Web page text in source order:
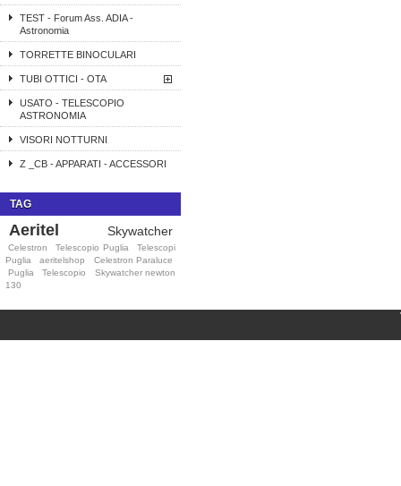
TEST - Forum Ass. ADIA -
Astronomia
TORRETTE BINOCULARI
TUBI OTTICI - OTA
USATO - TELESCOPIO
ASTRONOMIA
VISORI NOTTURNI
Z _CB - APPARATI - ACCESSORI
TAG
Aeritel Skywatcher
Celestron Telescopio Puglia
Telescopi
Puglia
aeritelshop
Celestron Paraluce
Puglia
Telescopio
Skywatcher newton
130